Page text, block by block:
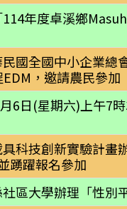
年度卓溪鄉
國全國中小企業總
，邀請農民參加
6日(星期六)上午7
科技創新實驗計畫
踴躍報名參加
區大學辦理「性別